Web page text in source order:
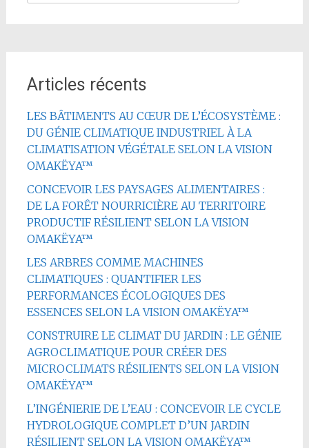
Articles récents
LES BÂTIMENTS AU CŒUR DE L’ÉCOSYSTÈME :
DU GÉNIE CLIMATIQUE INDUSTRIEL À LA
CLIMATISATION VÉGÉTALE SELON LA VISION
OMAKËYA™
CONCEVOIR LES PAYSAGES ALIMENTAIRES :
DE LA FORÊT NOURRICIÈRE AU TERRITOIRE
PRODUCTIF RÉSILIENT SELON LA VISION
OMAKËYA™
LES ARBRES COMME MACHINES
CLIMATIQUES : QUANTIFIER LES
PERFORMANCES ÉCOLOGIQUES DES
ESSENCES SELON LA VISION OMAKËYA™
CONSTRUIRE LE CLIMAT DU JARDIN : LE GÉNIE
AGROCLIMATIQUE POUR CRÉER DES
MICROCLIMATS RÉSILIENTS SELON LA VISION
OMAKËYA™
L’INGÉNIERIE DE L’EAU : CONCEVOIR LE CYCLE
HYDROLOGIQUE COMPLET D’UN JARDIN
RÉSILIENT SELON LA VISION OMAKËYA™